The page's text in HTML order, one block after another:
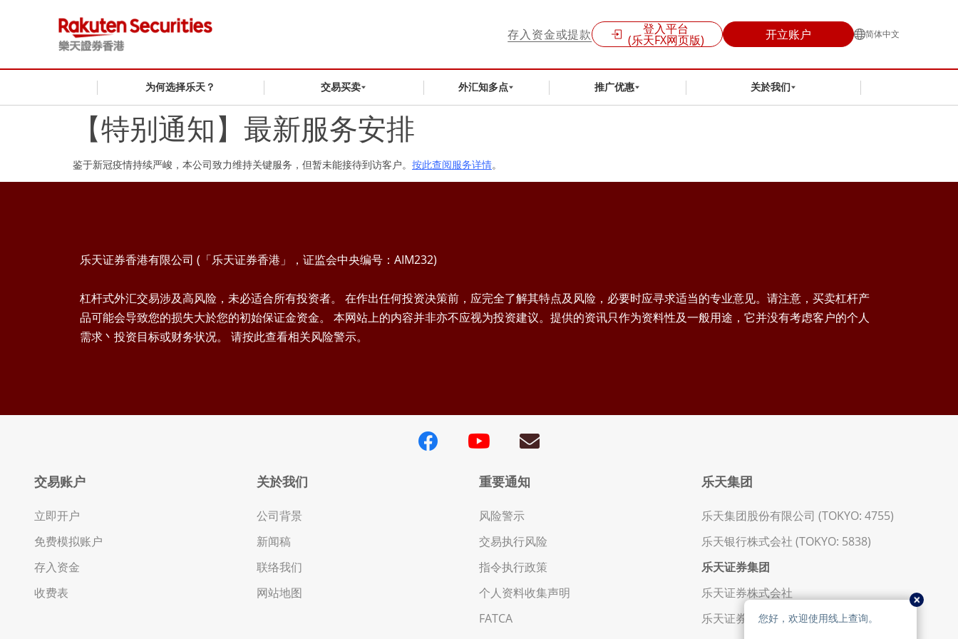
存入资金或提款 登入平台
(乐天FX网页版) 开立账户 简体中文
为何选择乐天？ 交易买卖 外汇知多点 推广优惠 关於我们
【特别通知】最新服务安排
鉴于新冠疫情持续严峻，本公司致力维持关键服务，但暂未能接待到访客户。 按此查阅服务详情。
乐天证券香港有限公司 (「乐天证券香港」，证监会中央编号：AIM232)
杠杆式外汇交易涉及高风险，未必适合所有投资者。 在作出任何投资决策前，应完全了解其特点及风险，必要时应寻求适当的专业意见。请注意，买卖杠杆产
品可能会导致您的损失大於您的初始保证金资金。 本网站上的内容并非亦不应视为投资建议。提供的资讯只作为资料性及一般用途，它并没有考虑客户的个人
需求丶投资目标或财务状况。 请按此查看相关风险警示。
交易账户
立即开户
免费模拟账户
存入资金
收费表
关於我们
公司背景
新闻稿
联络我们
网站地图
重要通知
风险警示
交易执行风险
指令执行政策
个人资料收集声明
FATCA
乐天集团
乐天集团股份有限公司 (TOKYO: 4755)
乐天银行株式会社 (TOKYO: 5838)
乐天证券集团
乐天证券株式会社
乐天证券金业香港有限公司